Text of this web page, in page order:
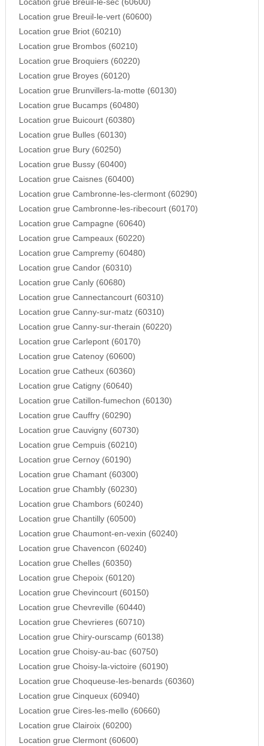
Location grue Breuil-le-sec (60600)
Location grue Breuil-le-vert (60600)
Location grue Briot (60210)
Location grue Brombos (60210)
Location grue Broquiers (60220)
Location grue Broyes (60120)
Location grue Brunvillers-la-motte (60130)
Location grue Bucamps (60480)
Location grue Buicourt (60380)
Location grue Bulles (60130)
Location grue Bury (60250)
Location grue Bussy (60400)
Location grue Caisnes (60400)
Location grue Cambronne-les-clermont (60290)
Location grue Cambronne-les-ribecourt (60170)
Location grue Campagne (60640)
Location grue Campeaux (60220)
Location grue Campremy (60480)
Location grue Candor (60310)
Location grue Canly (60680)
Location grue Cannectancourt (60310)
Location grue Canny-sur-matz (60310)
Location grue Canny-sur-therain (60220)
Location grue Carlepont (60170)
Location grue Catenoy (60600)
Location grue Catheux (60360)
Location grue Catigny (60640)
Location grue Catillon-fumechon (60130)
Location grue Cauffry (60290)
Location grue Cauvigny (60730)
Location grue Cempuis (60210)
Location grue Cernoy (60190)
Location grue Chamant (60300)
Location grue Chambly (60230)
Location grue Chambors (60240)
Location grue Chantilly (60500)
Location grue Chaumont-en-vexin (60240)
Location grue Chavencon (60240)
Location grue Chelles (60350)
Location grue Chepoix (60120)
Location grue Chevincourt (60150)
Location grue Chevreville (60440)
Location grue Chevrieres (60710)
Location grue Chiry-ourscamp (60138)
Location grue Choisy-au-bac (60750)
Location grue Choisy-la-victoire (60190)
Location grue Choqueuse-les-benards (60360)
Location grue Cinqueux (60940)
Location grue Cires-les-mello (60660)
Location grue Clairoix (60200)
Location grue Clermont (60600)